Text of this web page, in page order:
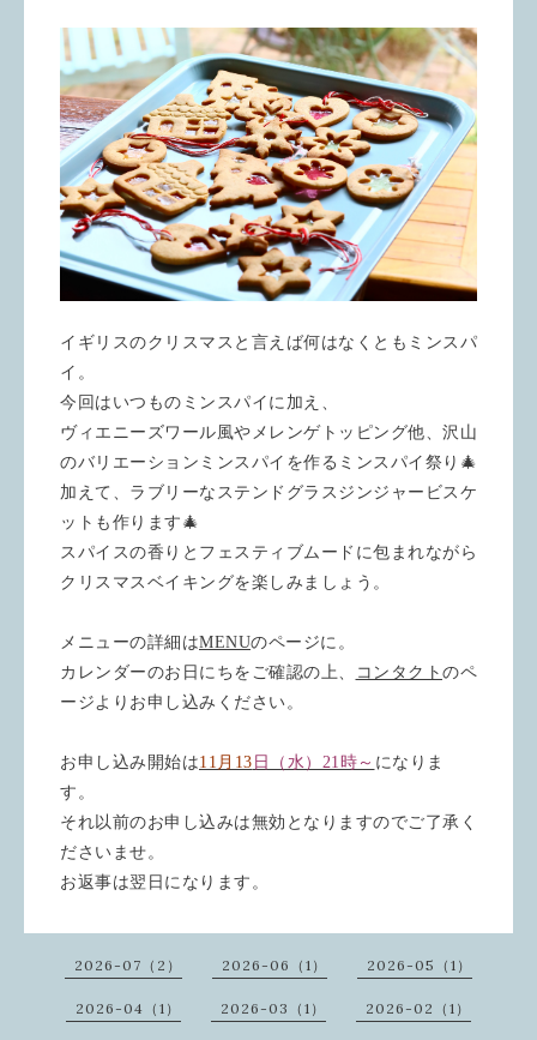
イギリスのクリスマスと言えば何はなくともミンスパ
イ。
今回はいつものミンスパイに加え、
ヴィエニーズワール風やメレンゲトッピング他、沢山
のバリエーションミンスパイを作るミンスパイ祭り🎄
加えて、ラブリーなステンドグラスジンジャービスケ
ットも作ります🎄
スパイスの香りとフェスティブムードに包まれながら
クリスマスベイキングを楽しみましょう。
メニューの詳細はMENUのページに。
カレンダーのお日にちをご確認の上、
コンタクト のペ
ージよりお申し込みください。
お申し込み開始は11月13 日（水）21時～ になりま
す。
それ以前のお申し込みは無効となりますのでご了承く
ださいませ。
お返事は翌日になります。
2026-07（2） 2026-06（1） 2026-05（1）
2026-04（1） 2026-03（1） 2026-02（1）